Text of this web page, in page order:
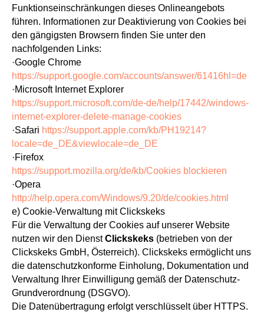
Funktionseinschränkungen dieses Onlineangebots
führen. Informationen zur Deaktivierung von Cookies bei
den gängigsten Browsern finden Sie unter den
nachfolgenden Links:
·Google Chrome
https://support.google.com/accounts/answer/61416hl=de
·Microsoft Internet Explorer
https://support.microsoft.com/de-de/help/17442/windows-
internet-explorer-delete-manage-cookies
·Safari https://support.apple.com/kb/PH19214?
locale=de_DE&viewlocale=de_DE
·Firefox
https://support.mozilla.org/de/kb/Cookies blockieren
·Opera
http://help.opera.com/Windows/9.20/de/cookies.html
e) Cookie-Verwaltung mit Clickskeks
Für die Verwaltung der Cookies auf unserer Website
nutzen wir den DienstClickskeks (betrieben von der
Clickskeks GmbH, Österreich). Clickskeks ermöglicht uns
die datenschutzkonforme Einholung, Dokumentation und
Verwaltung Ihrer Einwilligung gemäß der Datenschutz-
Grundverordnung (DSGVO).
Die Datenübertragung erfolgt verschlüsselt über HTTPS.